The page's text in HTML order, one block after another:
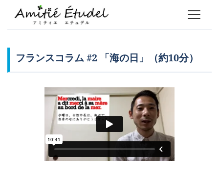
フランスコラム #2 「海の日」（約10分）